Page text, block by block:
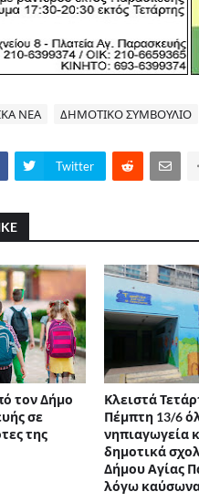
ΝΕΑ ΔΗΜΟΤΙΚΟ ΣΥΜΒΟΥΛΙΟ
Twitter
τον Δήμο
σε
της
Κλειστά
Πέμπτη 13/6
νηπιαγωγεία
δημοτικά
Δήμου Αγίας
λόγω